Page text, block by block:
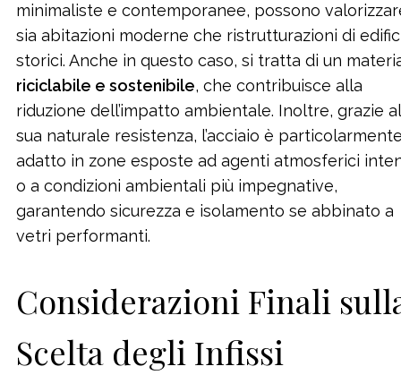
minimaliste e contemporanee, possono
sia abitazioni moderne che ristrutturazioni di
storici. Anche in questo caso, si tratta di un
riciclabile e sostenibile, che contribuisce alla
riduzione dell’impatto ambientale. Inoltre, grazie
sua naturale resistenza, l’acciaio è
adatto in zone esposte ad agenti atmosferici
o a condizioni ambientali più impegnative,
garantendo sicurezza e isolamento se abbinato a
vetri performanti.
Considerazioni Finali
Scelta degli Infissi